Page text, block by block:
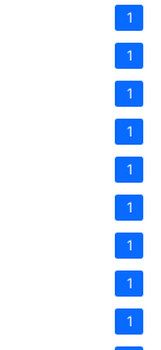
1
1
1
1
1
1
1
1
1